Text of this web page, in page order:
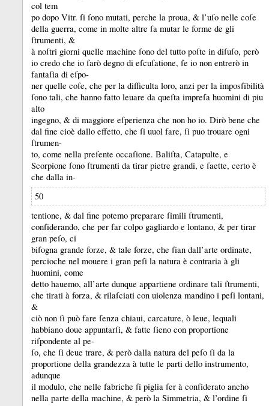
col tem
po dopo Vitr. ſi ſono mutati, perche la proua, & l’uſo nelle coſe
della guerra, come in molte altre ſa mutar le forme de gli
ſtrumenti, &
à noſtri giorni quelle machine ſono del tutto poſte in diſuſo, però
io credo che io ſarò degno di eſcuſatione, ſe io non entrerò in
fantaſia di eſpo-
ner quelle coſe, che per la difficulta loro, anzi per la imposſibilità
ſono tali, che hanno fatto leuare da queſta impreſa huomini di piu
alto
ingegno, & di maggiore eſperienza che non ho io. Dirò bene che
dal fine cioè dallo effetto, che ſi uuol fare, ſi puo trouare ogni
ſtrumen-
to, come nella preſente occaſione. Baliſta, Catapulte, e
Scorpione ſono ſtrumenti da tirar pietre grandi, e ſaette, certo è
che dalla in-
50
tentione, & dal fine potemo preparare ſimili ſtrumenti,
conſiderando, che per far colpo gagliardo e lontano, & per tirar
gran peſo, ci
biſogna grande forze, & tale forze, che ſian dall’arte ordinate,
percioche nel mouere i gran peſi la natura è contraria à gli
huomini, come
detto hauemo, all’arte dunque appartiene ordinare tali ſtrumenti,
che tirati à forza, & rilaſciati con uiolenza mandino i peſi lontani,
&
ciò non ſi può fare ſenza chiaui, carcature, ò leue, lequali
habbiano doue appuntarſi, & fatte ſieno con proportione
riſpondente al pe-
ſo, che ſi deue trare, & però dalla natura del peſo ſi da la
proportione della grandezza à tutte le parti dello instrumento,
adunque
il modulo, che nelle fabriche ſi piglia ſer à conſiderato ancho
nella parte della machine, & però la Simmetria, & l’ordine ſi